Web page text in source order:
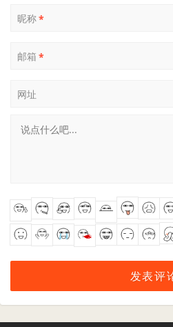
昵称*
邮箱 *
网址